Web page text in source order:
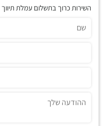
השירות כרוך בתשלום עמלת